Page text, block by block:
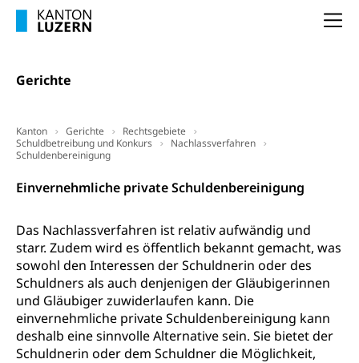
Gerichte
Kanton Gerichte
Rechtsgebiete
Schuldbetreibung und Konkurs
Nachlassverfahren
Schuldenbereinigung
Einvernehmliche private Schuldenbereinigung
Das Nachlassverfahren ist relativ aufwändig und
starr. Zudem wird es öffentlich bekannt gemacht, was
sowohl den Interessen der Schuldnerin oder des
Schuldners als auch denjenigen der Gläubigerinnen
und Gläubiger zuwiderlaufen kann. Die
einvernehmliche private Schuldenbereinigung kann
deshalb eine sinnvolle Alternative sein. Sie bietet der
Schuldnerin oder dem Schuldner die Möglichkeit,
Frühe Förderung
Konsumentenrechte, Produktsicherheit,
Preisüberwachung, Preisüberwacher,
Konsumentenorganisation, parallele Einfuhr,
internationale Erschöpfung, Preisabsprache, Kartell,
Lebensmittelkontrolle und
Verbraucherschutz
Krankenversicherung
Unfallversicherung, Berufsunfallversicherung,
Krankheit, Unfall, Prämienverbilligung,
Krankenkasse
Krankenversicherung (WAS Luzern)
Lebensmittelsicherheit